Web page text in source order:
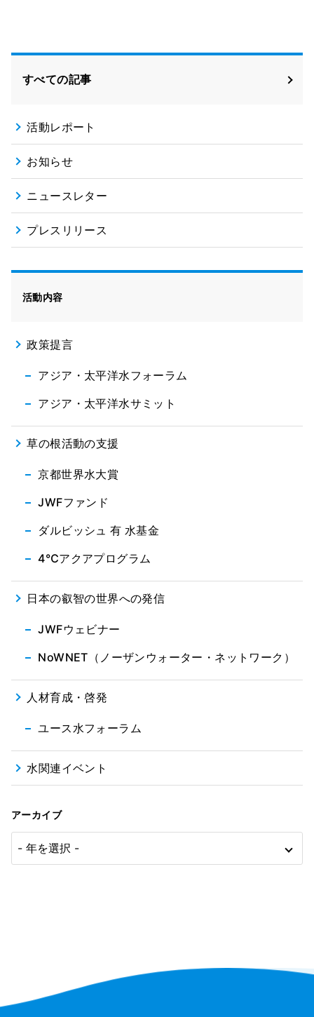
すべての記事
活動レポート
お知らせ
ニュースレター
プレスリリース
活動内容
政策提言
アジア・太平洋水フォーラム
アジア・太平洋水サミット
草の根活動の支援
京都世界水大賞
JWFファンド
ダルビッシュ 有 水基金
4℃アクアプログラム
日本の叡智の世界への発信
JWFウェビナー
NoWNET（ノーザンウォーター・ネットワーク）
人材育成・啓発
ユース水フォーラム
水関連イベント
アーカイブ